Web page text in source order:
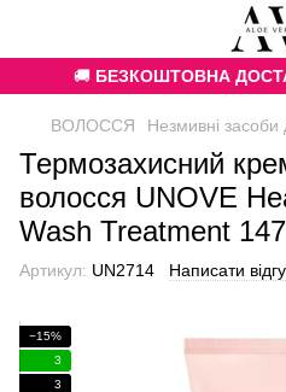
🚚 БЕЗКОШТОВНА
ВОЛОССЯ Незмивні засоби
Термозахисний
волосся UNOVE
Wash Treatment
Артикул: UN2714 Написати
−15%
3
3